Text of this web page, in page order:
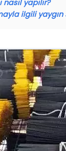
yapılır?
ilgili yaygın